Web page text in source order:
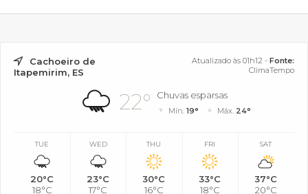
Cachoeiro de
Itapemirim, ES
Atualizado às 01h12 - Fonte:
ClimaTempo
22° Chuvas esparsas
Mín.19° Máx. 24°
TUE
20°C
18°C
WED
23°C
17°C
THU
30°C
16°C
FRI
33°C
18°C
SAT
37°C
20°C